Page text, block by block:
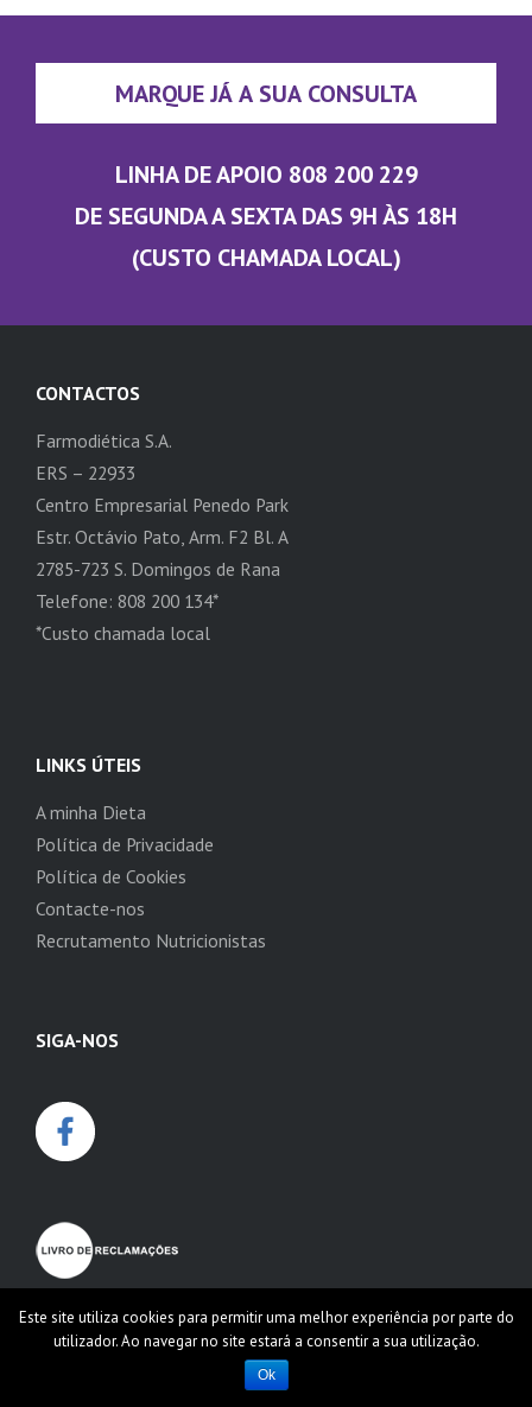
MARQUE JÁ A SUA CONSULTA
LINHA DE APOIO 808 200 229
DE SEGUNDA A SEXTA DAS 9H ÀS 18H
(CUSTO CHAMADA LOCAL)
CONTACTOS
Farmodiética S.A.
ERS – 22933
Centro Empresarial Penedo Park
Estr. Octávio Pato, Arm. F2 Bl. A
2785-723 S. Domingos de Rana
Telefone: 808 200 134*
*Custo chamada local
LINKS ÚTEIS
A minha Dieta
Política de Privacidade
Política de Cookies
Contacte-nos
Recrutamento Nutricionistas
SIGA-NOS
© 2026Dieta Biotrês
Este site utiliza cookies para permitir uma melhor experiência por parte do
utilizador. Ao navegar no site estará a consentir a sua utilização.
Ok